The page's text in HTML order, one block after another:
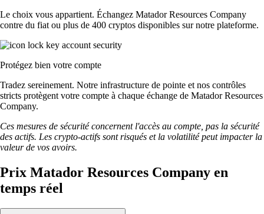
Le choix vous appartient. Échangez Matador Resources Company
contre du fiat ou plus de 400 cryptos disponibles sur notre plateforme.
Protégez bien votre compte
Tradez sereinement. Notre infrastructure de pointe et nos contrôles
stricts protègent votre compte à chaque échange de Matador Resources
Company.
Ces mesures de sécurité concernent l'accès au compte, pas la sécurité
des actifs. Les crypto-actifs sont risqués et la volatilité peut impacter la
valeur de vos avoirs.
Prix Matador Resources Company en
temps réel